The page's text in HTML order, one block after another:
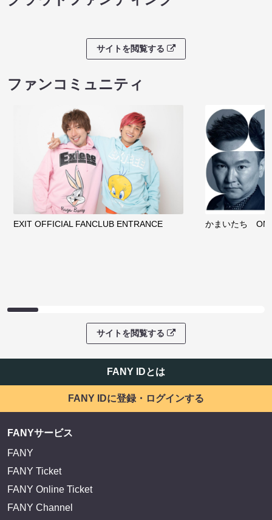
サイトを閲覧する
ファンコミュニティ
EXIT OFFICIAL FANCLUB ENTRANCE かまいたち
サイトを閲覧する
FANY IDとは
FANY IDに登録・ログインする
FANYサービス
FANY
FANY Ticket
FANY Online Ticket
FANY Channel